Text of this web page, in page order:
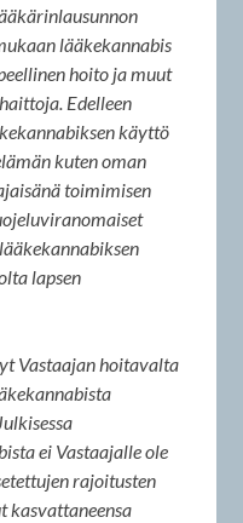
lääkekannabis
hoito ja muut
Edelleen
käyttö
kuten oman
toimimisen
lapsen
Vastaajan hoitavalta
ei Vastaajalle ole
rajoitusten
kasvattaneensa